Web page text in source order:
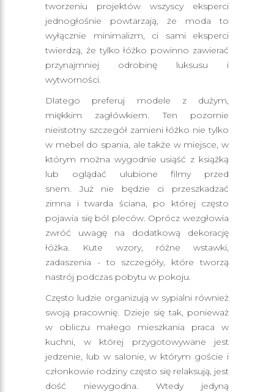
tworzeniu projektów wszyscy eksperci
jednogłośnie powtarzają, że moda to
wyłącznie minimalizm, ci sami eksperci
twierdzą, że tylko łóżko powinno zawierać
przynajmniej odrobinę luksusu i
wytworności.
Dlatego preferuj modele z dużym,
miękkim zagłówkiem. Ten pozornie
nieistotny szczegół zamieni łóżko nie tylko
w mebel do spania, ale także w miejsce, w
którym można wygodnie usiąść z książką
lub oglądać ulubione filmy przed
snem. Już nie będzie ci przeszkadzać
zimna i twarda ściana, po której często
pojawia się ból pleców. Oprócz wezgłowia
zwróć uwagę na dodatkową dekorację
łóżka. Kute wzory, różne wstawki,
zadaszenia - to szczegóły, które tworzą
nastrój podczas pobytu w pokoju.
Często ludzie organizują w sypialni również
swoją pracownię. Dzieje się tak, ponieważ
w obliczu małego mieszkania praca w
kuchni, w której przygotowywane jest
jedzenie, lub w salonie, w którym goście i
członkowie rodziny często się relaksują, jest
dość niewygodna. Wtedy jedyną